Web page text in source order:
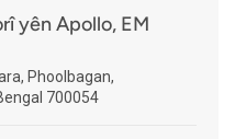
yên Apollo, EM
Phoolbagan,
700054